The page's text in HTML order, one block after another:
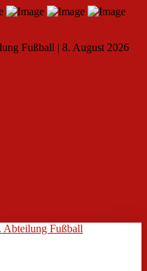
Fußball | 8. August 2026